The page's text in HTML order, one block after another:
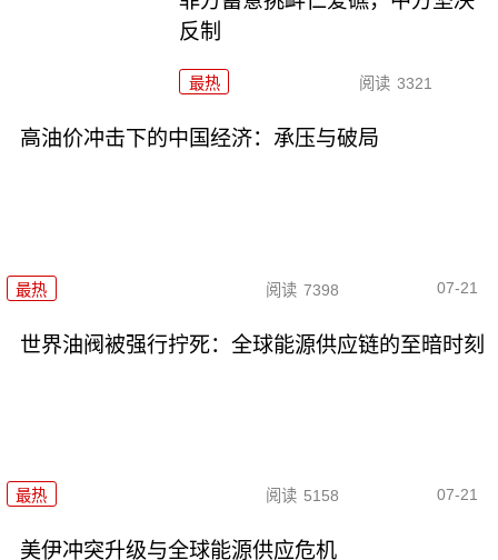
反制
最热 阅读 3321
高油价冲击下的中国经济：承压与破局
最热 阅读 7398 07-21
世界油阀被强行拧死：全球能源供应链的至暗时刻
最热 阅读 5158 07-21
美伊冲突升级与全球能源供应危机